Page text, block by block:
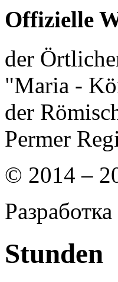
Offizielle
der
"Maria -
der
Permer
© 2014 –
Разработка
Stunden